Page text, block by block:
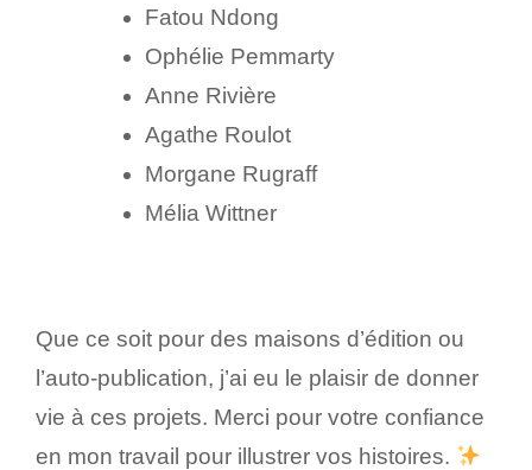
Fatou Ndong
Ophélie Pemmarty
Anne Rivière
Agathe Roulot
Morgane Rugraff
Mélia Wittner
Que ce soit pour des maisons d’édition ou
l’auto-publication, j’ai eu le plaisir de donner
vie à ces projets. Merci pour votre confiance
en mon travail pour illustrer vos histoires.